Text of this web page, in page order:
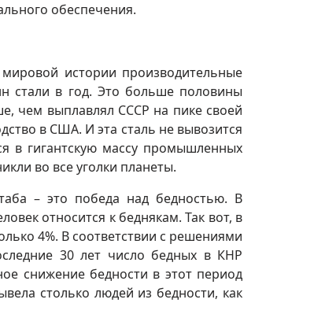
обеспечения.
истории производительные
стали в год. Это больше половины
чем выплавлял СССР на пике своей
в США. И эта сталь не вывозится
в гигантскую массу промышленных
во все уголки планеты.
– это победа над бедностью. В
относится к беднякам. Так вот, в
4%. В соответствии с решениями
30 лет число бедных в КНР
снижение бедности в этот период
столько людей из бедности, как